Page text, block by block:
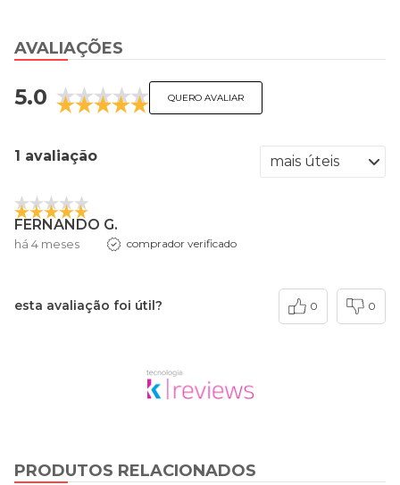
AVALIAÇÕES
5.0 QUERO AVALIAR
1 avaliação
FERNANDO G.
há 4 meses comprador verificado
esta avaliação foi útil? 0 0
PRODUTOS RELACIONADOS